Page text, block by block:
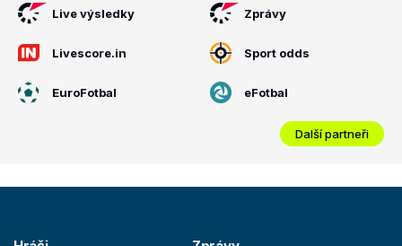
Live výsledky Zprávy
Livescore.in Sport odds
EuroFotbal eFotbal
Další partneři